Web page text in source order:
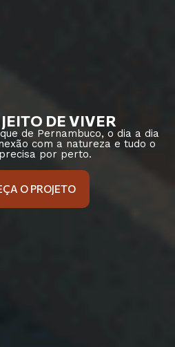
DE VIVER
de Pernambuco, o dia a dia
com a natureza e tudo o
por perto.
O PROJETO